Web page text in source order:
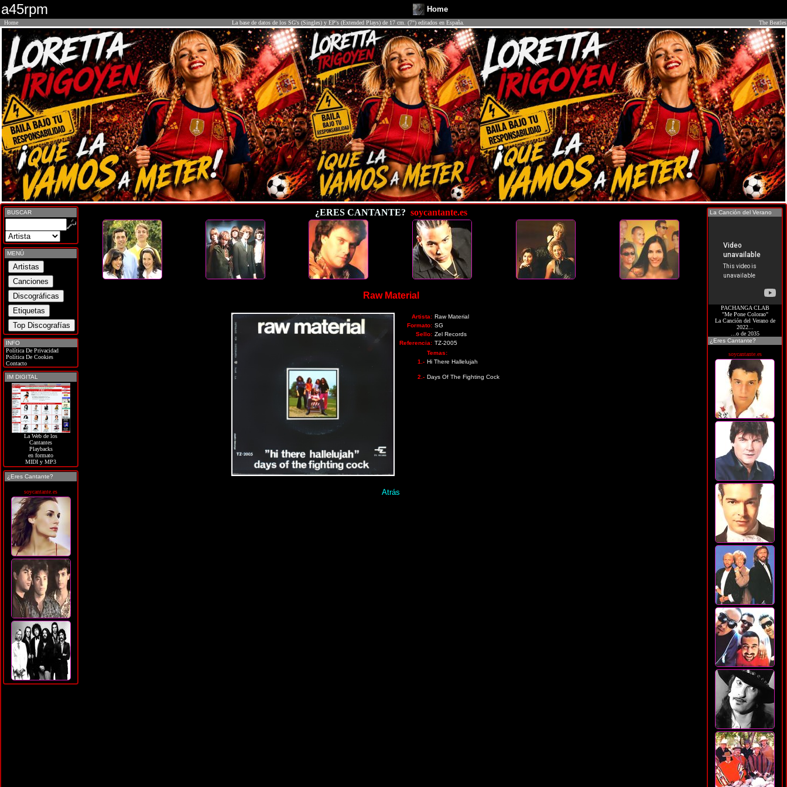
a45rpm Home
Home La base de datos de los SG's (Singles) y EP's (Extended Plays) de 17 cm. (7") editados en España. The Beatles
BUSCAR
MENÚ
INFO
Política De Privacidad
Política De Cookies
Contacto
IM DIGITAL
La Web de los
Cantantes
Playbacks
en formato
MIDI y MP3
¿Eres Cantante?
soycantante.es
¿ERES CANTANTE? soycantante.es
Raw Material
Artista: Raw Material
Formato: SG
Sello: Zel Records
Referencia: TZ-2005
Temas:
1.- Hi There Hallelujah
2.- Days Of The Fighting Cock
Atrás
La Canción del Verano
PACHANGA CLAB
"Me Pone Colorao"
La Canción del Verano de
2022...
...o de 2035
¿Eres Cantante?
soycantante.es